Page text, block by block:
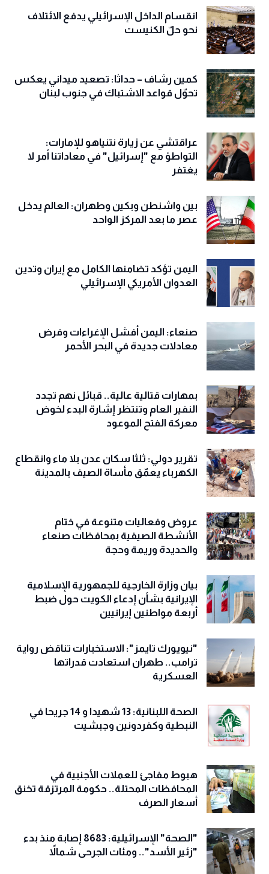
انقسام الداخل الإسرائيلي يدفع الائتلاف
نحو حلّ الكنيست
كمين رشاف – حداثا: تصعيد ميداني يعكس
تحوّل قواعد الاشتباك في جنوب لبنان
عراقتشي عن زيارة نتنياهو للإمارات:
التواطؤ مع "إسرائيل" في معاداتنا أمر لا
يغتفر
بين واشنطن وبكين وطهران: العالم يدخل
عصر ما بعد المركز الواحد
اليمن تؤكد تضامنها الكامل مع إيران وتدين
العدوان الأمريكي الإسرائيلي
صنعاء: اليمن أفشل الإغراءات وفرض
معادلات جديدة في البحر الأحمر
بمهارات قتالية عالية.. قبائل نهم تجدد
النفير العام وتنتظر إشارة البدء لخوض
معركة الفتح الموعود
تقرير دولي: ثلثا سكان عدن بلا ماء وانقطاع
الكهرباء يعمّق مأساة الصيف بالمدينة
عروض وفعاليات متنوعة في ختام
الأنشطة الصيفية بمحافظات صنعاء
والحديدة وريمة وحجة
‏بيان وزارة الخارجية للجمهورية الإسلامية
الإيرانية بشأن إدعاء الكويت حول ضبط
أربعة مواطنين إيرانيين
"نيويورك تايمز": الاستخبارات تناقض رواية
ترامب.. طهران استعادت قدراتها
العسكرية
الصحة اللبنانية: 13 شهيدا و 14 جريحا في
النبطية وكفردونين وجبشيت
هبوط مفاجئ للعملات الأجنبية في
المحافظات المحتلة.. حكومة المرتزقة تخنق
أسعار الصرف
"الصحة" الإسرائيلية: 8683 إصابة منذ بدء
"زئير الأسد".. ومئات الجرحى شمالاً